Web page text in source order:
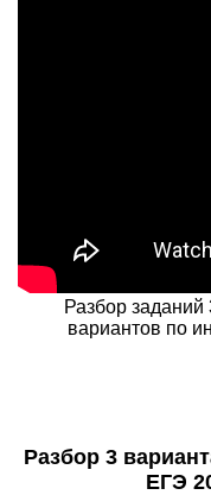
Разбор
вариантов по
Разбор 3
ЕГЭ